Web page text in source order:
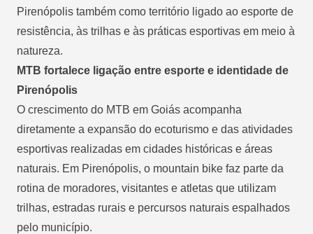
Pirenópolis também como território ligado ao esporte de
resistência, às trilhas e às práticas esportivas em meio à
natureza.
MTB fortalece ligação entre esporte e identidade de
Pirenópolis
O crescimento do MTB em Goiás acompanha
diretamente a expansão do ecoturismo e das atividades
esportivas realizadas em cidades históricas e áreas
naturais. Em Pirenópolis, o mountain bike faz parte da
rotina de moradores, visitantes e atletas que utilizam
trilhas, estradas rurais e percursos naturais espalhados
pelo município.